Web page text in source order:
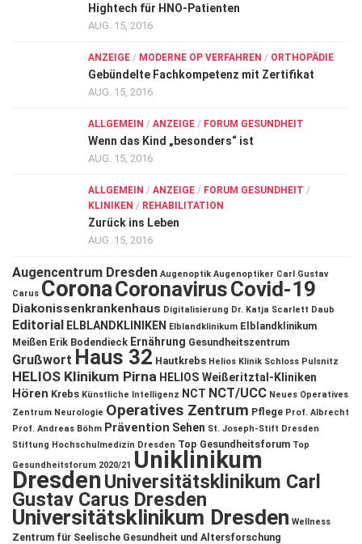
Hightech für HNO-Patienten
AUG. 15, 2016
ANZEIGE / MODERNE OP VERFAHREN / ORTHOPÄDIE
Gebündelte Fachkompetenz mit Zertifikat
AUG. 15, 2016
ALLGEMEIN / ANZEIGE / FORUM GESUNDHEIT
Wenn das Kind „besonders“ ist
AUG. 15, 2016
ALLGEMEIN / ANZEIGE / FORUM GESUNDHEIT /
KLINIKEN / REHABILITATION
Zurück ins Leben
AUG. 15, 2016
Augencentrum Dresden Augenoptik Augenoptiker Carl Gustav
Carus CoronaCoronavirusCovid-19
Diakonissenkrankenhaus Digitalisierung Dr. Katja Scarlett Daub
Editorial ELBLANDKLINIKEN Elblandklinikum Elblandklinikum
Meißen Erik Bodendieck Ernährung Gesundheitszentrum
Grußwort Haus 32 Hautkrebs Helios Klinik Schloss Pulsnitz
HELIOS Klinikum Pirna HELIOS Weißeritztal-Kliniken
Hören Krebs Künstliche Intelligenz NCT NCT/UCC Neues Operatives
Zentrum Neurologie Operatives Zentrum Pflege Prof. Albrecht
Prof. Andreas Böhm Prävention Sehen St. Joseph-Stift Dresden
Stiftung Hochschulmedizin Dresden Top Gesundheitsforum Top
Gesundheitsforum 2020/21 Uniklinikum
DresdenUniversitätsklinikum Carl
Gustav Carus Dresden
Universitätsklinikum Dresden Wellness
Zentrum für Seelische Gesundheit und Altersforschung